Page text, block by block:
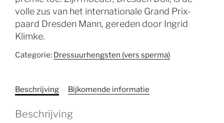
volle zus van het internationale Grand Prix-
paard Dresden Mann, gereden door Ingrid
Klimke.
Categorie: Dressuurhengsten (vers sperma)
Beschrijving Bijkomende informatie
Beschrijving